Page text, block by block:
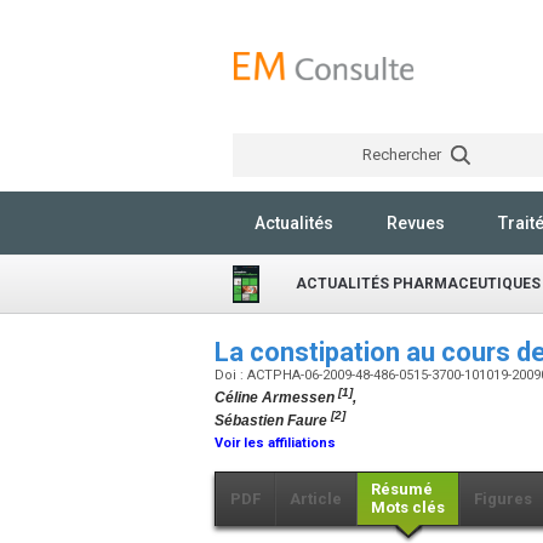
Rechercher
Actualités Revues
ACTUALITÉS PHARMACEUTIQUES
La constipation au cours
Doi : ACTPHA-06-2009-48-486-0515-3700-101019-
Céline Armessen [1],
Sébastien Faure [2]
Voir les affiliations
PDF Article
Résumé
Mots clés
Figures